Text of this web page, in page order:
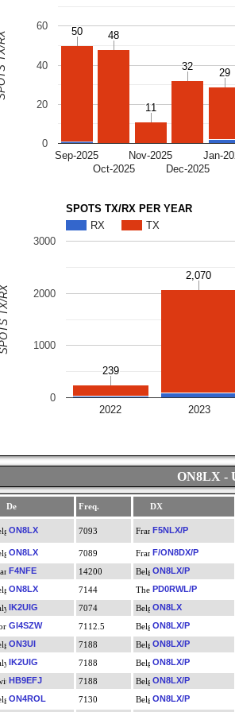
Sep-2025
Oct-2025
Nov-2025
Dec-2025
Jan-
0
20
40
60 50
50 48
48
11
11
32
32
29
29
RX
SPOTS TX/RX PER YEAR
RX
TX
2022 2023
0
1000
2000
3000
239
239
2,070
2,070
RX
ON8LX -
Freq. DX
ON8LX 7093 F5NLX/P
ON8LX 7089 F/ON8DX/P
F4NFE
14200 ON8LX/P
ON8LX
7144 PD0RWL/P
IK2UIG
7074 ON8LX
GI4SZW
7112.5 ON8LX/P
ON3UI
7188 ON8LX/P
IK2UIG
7188 ON8LX/P
HB9EFJ
7188 ON8LX/P
ON4ROL
7130 ON8LX/P